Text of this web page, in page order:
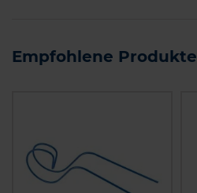
Empfohlene Produkte